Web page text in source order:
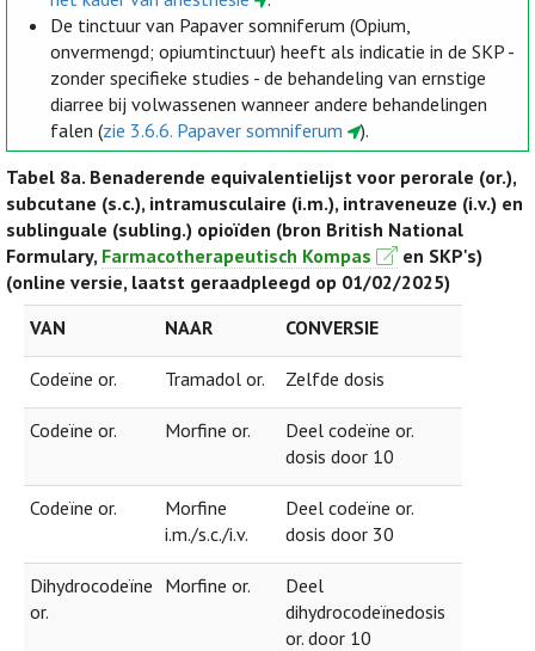
De tinctuur van Papaver somniferum (Opium,
onvermengd; opiumtinctuur) heeft als indicatie in de SKP -
zonder specifieke studies - de behandeling van ernstige
diarree bij volwassenen wanneer andere behandelingen
falen (zie 3.6.6. Papaver somniferum
).
Tabel 8a. Benaderende equivalentielijst voor perorale (or.),
subcutane (s.c.), intramusculaire (i.m.), intraveneuze (i.v.) en
sublinguale (subling.) opioïden (bron British National
Formulary, Farmacotherapeutisch Kompas
en SKP's)
(online versie, laatst geraadpleegd op 01/02/2025)
VAN
NAAR CONVERSIE
Codeïne or. Tramadol or. Zelfde dosis
Codeïne or. Morfine or.
Deel codeïne or.
dosis door 10
Codeïne or.
Morfine
i.m./s.c./i.v.
Deel codeïne or.
dosis door 30
Dihydrocodeïne
or.
Morfine or.
Deel
dihydrocodeïnedosis
or. door 10